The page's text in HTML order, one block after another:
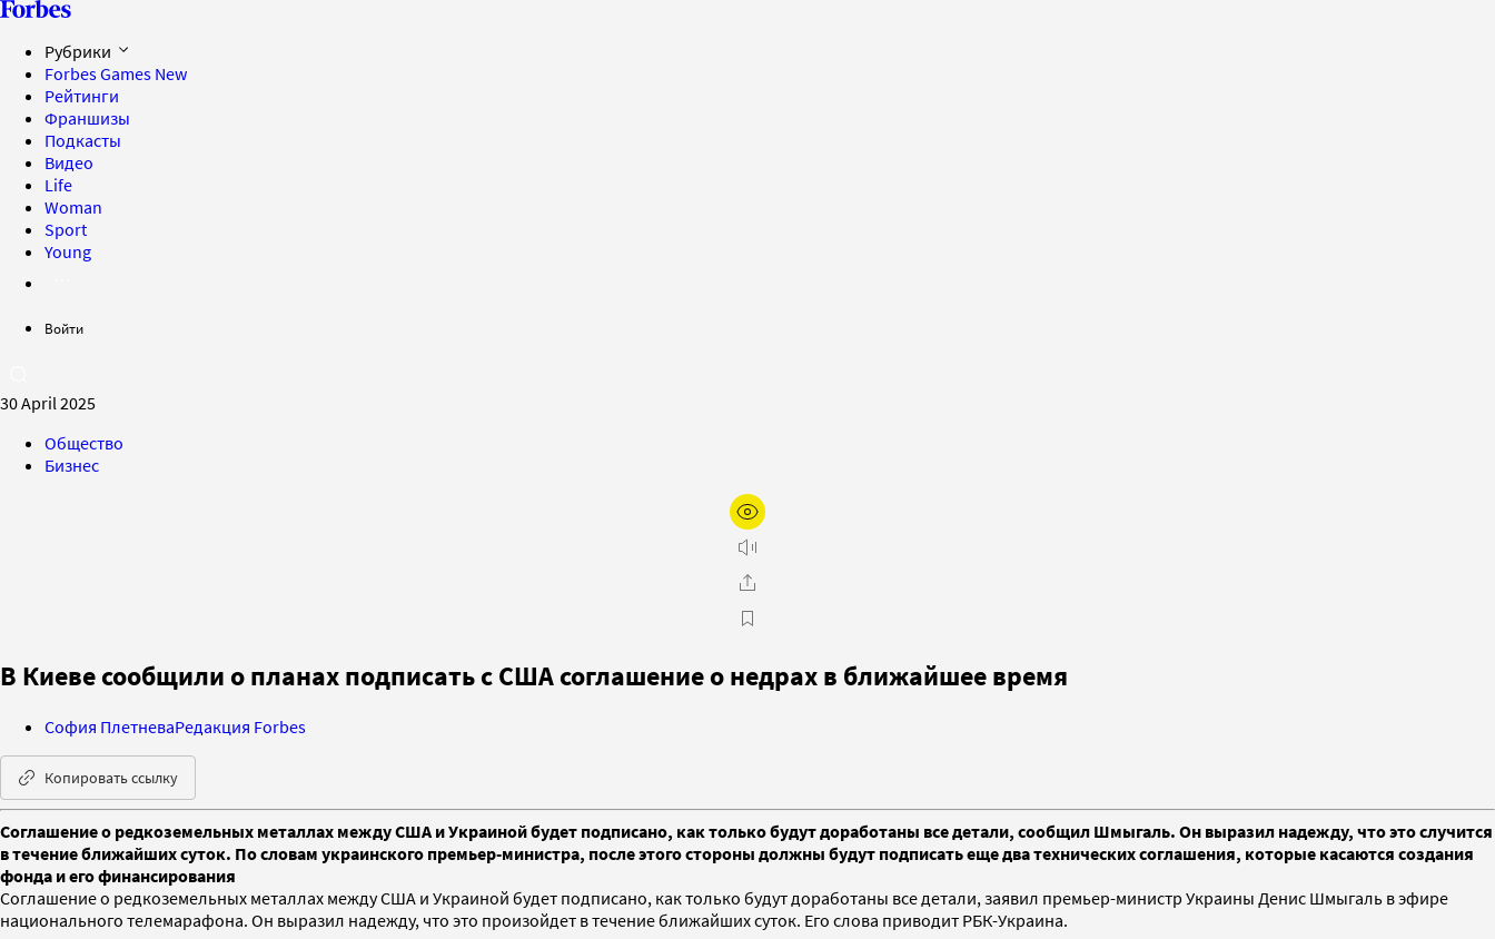
Рубрики
Forbes Games New
Рейтинги
Франшизы
Подкасты
Видео
Life
Woman
Sport
Young
Войти
30 April 2025
Общество
Бизнес
В Киеве сообщили о планах подписать с США соглашение о недрах в ближайшее время
София ПлетневаРедакция Forbes
Копировать ссылку
Соглашение о редкоземельных металлах между США и Украиной будет подписано, как только будут доработаны все детали, сообщил Шмыгаль. Он выразил надежду, что это случится
в течение ближайших суток. По словам украинского премьер-министра, после этого стороны должны будут подписать еще два технических соглашения, которые касаются создания
фонда и его финансирования
Соглашение о редкоземельных металлах между США и Украиной будет подписано, как только будут доработаны все детали, заявил премьер-министр Украины Денис Шмыгаль в эфире
национального телемарафона. Он выразил надежду, что это произойдет в течение ближайших суток. Его слова приводит РБК-Украина.